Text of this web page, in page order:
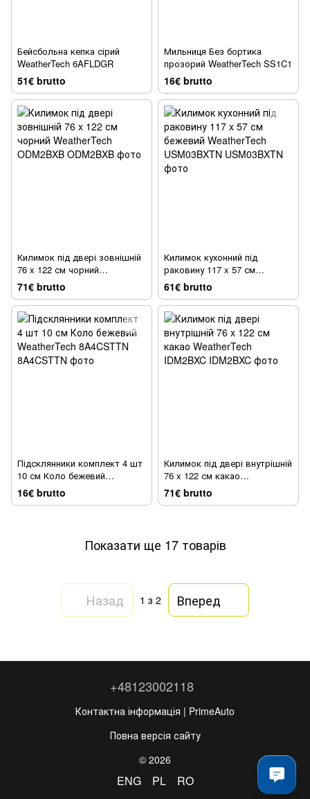
Бейсбольна кепка сірий
WeatherTech 6AFLDGR
51€ brutto
Мильниця Без бортика
прозорий WeatherTech SS1C1
16€ brutto
Килимок під двері зовнішній
76 x 122 см чорний
WeatherTech ODM2BXB
71€ brutto
Килимок кухонний під
раковину 117 x 57 см
бежевий WeatherTech
USM03BXTN
61€ brutto
Підсклянники комплект 4 шт
10 см Коло бежевий
WeatherTech 8A4CSTTN
16€ brutto
Килимок під двері внутрішній
76 x 122 см какао
WeatherTech IDM2BXC
71€ brutto
Показати ще 17 товарів
Назад 1 з 2 Вперед
+48123002118
Контактна інформація | PrimeAuto
Повна версія сайту
© 2026
ENG PL RO